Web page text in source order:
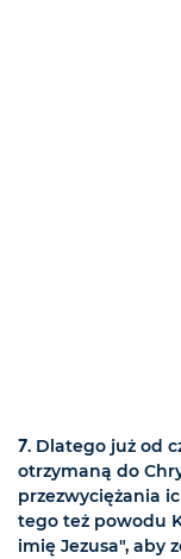
7. Dlatego już od
otrzymaną do
przezwyciężania
tego też powodu
imię Jezusa", aby